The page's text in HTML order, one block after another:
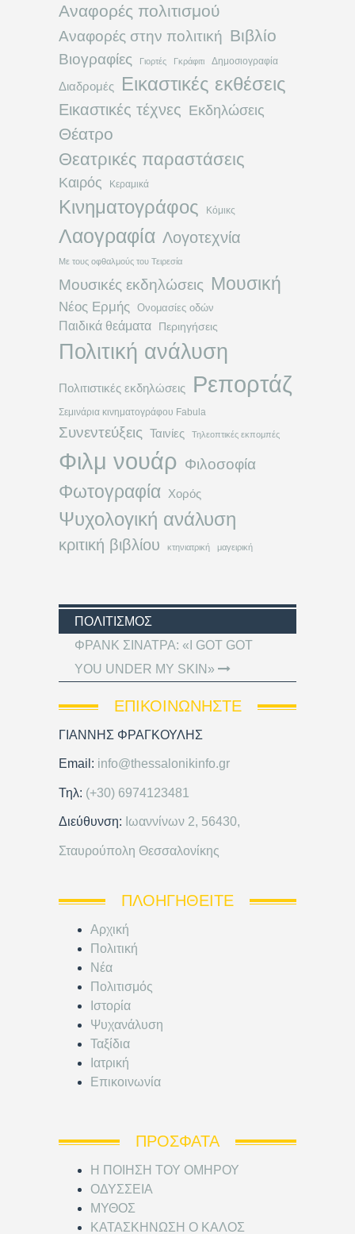
Αναφορές πολιτισμού
Αναφορές στην πολιτική Βιβλίο
Βιογραφίες Γιορτές Γκράφιτι Δημοσιογραφία
Διαδρομές Εικαστικές εκθέσεις
Εικαστικές τέχνες Εκδηλώσεις
Θέατρο
Θεατρικές παραστάσεις
Καιρός Κεραμικά
Κινηματογράφος Κόμικς
Λαογραφία Λογοτεχνία
Με τους οφθαλμούς του Τειρεσία
Μουσικές εκδηλώσεις Μουσική
Νέος Ερμής Ονομασίες οδών
Παιδικά θεάματα Περιηγήσεις
Πολιτική ανάλυση
Πολιτιστικές εκδηλώσεις Ρεπορτάζ
Σεμινάρια κινηματογράφου Fabula
Συνεντεύξεις Ταινίες Τηλεοπτικές εκπομπές
Φιλμ νουάρ Φιλοσοφία
Φωτογραφία Χορός
Ψυχολογική ανάλυση
κριτική βιβλίου κτηνιατρική μαγειρική
ΠΟΛΙΤΙΣΜΌΣ
ΦΡΑΝΚ ΣΙΝΑΤΡΑ: «I GOT GOT
YOU UNDER MY SKIN»
ΕΠΙΚΟΙΝΩΝΉΣΤΕ
ΓΙΑΝΝΗΣ ΦΡΑΓΚΟΥΛΗΣ
Email: info@thessalonikinfo.gr
Τηλ: (+30) 6974123481
Διεύθυνση: Ιωαννίνων 2, 56430,
Σταυρούπολη Θεσσαλονίκης
ΠΛΟΗΓΗΘΕΊΤΕ
Αρχική
Πολιτική
Νέα
Πολιτισμός
Ιστορία
Ψυχανάλυση
Ταξίδια
Ιατρική
Επικοινωνία
ΠΡΌΣΦΑΤΑ
Η ΠΟΙΗΣΗ ΤΟΥ ΟΜΗΡΟΥ
ΟΔΥΣΣΕΙΑ
ΜΥΘΟΣ
ΚΑΤΑΣΚΗΝΩΣΗ Ο ΚΑΛΟΣ